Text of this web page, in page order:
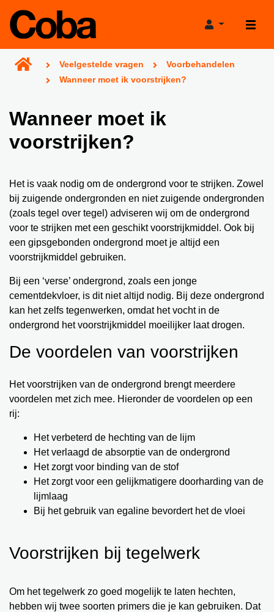
Verbruikscalculator
Productadviestool
Projectgarantie
Verkooppunten
Projecten
Nieuws
Juich mee als een echte Coboy!
Alles wat je moet weten over pastalijm!
Coba voegt 3 nieuwe kleuren toe!
Coba CTA180 extra flexibel S2
Nieuw! Coba CTM690 lichtgewicht uitvlakmortel
Juich mee als een echte Coboy!
Vacatures
Duurzaamheid
Contact
Veelgestelde vragen
Voorbehandelen
Wanneer moet ik voorstrijken?
Wanneer moet ik
voorstrijken?
Het is vaak nodig om de ondergrond voor te strijken. Zowel
bij zuigende ondergronden en niet zuigende ondergronden
(zoals tegel over tegel) adviseren wij om de ondergrond
voor te strijken met een geschikt voorstrijkmiddel. Ook bij
een gipsgebonden ondergrond moet je altijd een
voorstrijkmiddel gebruiken.
Bij een ‘verse’ ondergrond, zoals een jonge
cementdekvloer, is dit niet altijd nodig. Bij deze ondergrond
kan het zelfs tegenwerken, omdat het vocht in de
ondergrond het voorstrijkmiddel moeilijker laat drogen.
De voordelen van voorstrijken
Het voorstrijken van de ondergrond brengt meerdere
voordelen met zich mee. Hieronder de voordelen op een
rij:
Het verbeterd de hechting van de lijm
Het verlaagd de absorptie van de ondergrond
Het zorgt voor binding van de stof
Het zorgt voor een gelijkmatigere doorharding van de
lijmlaag
Bij het gebruik van egaline bevordert het de vloei
Voorstrijken bij tegelwerk
Om het tegelwerk zo goed mogelijk te laten hechten,
hebben wij twee soorten primers die je kan gebruiken. Dat